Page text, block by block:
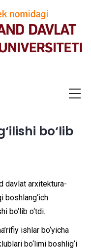
bo‘lib
davlat arxitektura-
boshlang‘ich
bo‘lib o‘tdi.
ishlar bo‘yicha
bo‘limi boshlig‘i